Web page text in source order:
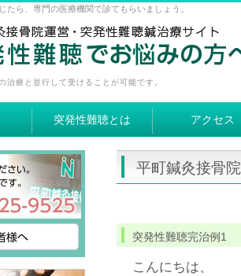
たら、専門の医療機関で診てもらいましょう。
治療と並行して受けることが可能です。
突発性難聴とは アクセス
平町鍼灸接骨
突発性難聴完治例1
こんにちは、